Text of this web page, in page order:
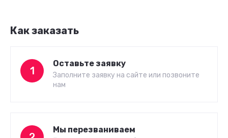
Как заказать
1
Оставьте заявку
Заполните заявку на сайте или позвоните
нам
Мы перезваниваем